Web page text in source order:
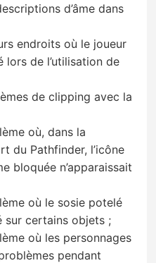
d’âme dans
endroits où le joueur
de l’utilisation de
de clipping avec la
où, dans la
du Pathfinder, l’icône
bloquée n’apparaissait
où le sosie potelé
sur certains objets ;
où les personnages
pendant